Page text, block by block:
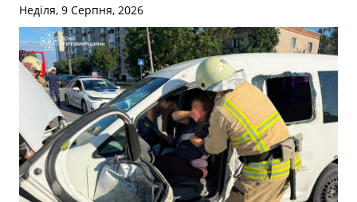
Неділя, 9 Серпня, 2026